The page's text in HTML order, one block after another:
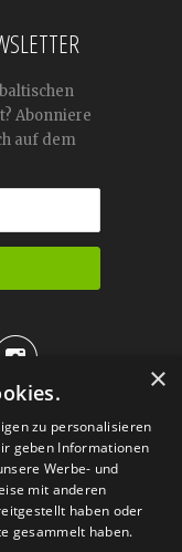
Abonniere
auf dem
×
zu personalisieren
geben Informationen
Werbe- und
mit anderen
haben oder
gesammelt haben.